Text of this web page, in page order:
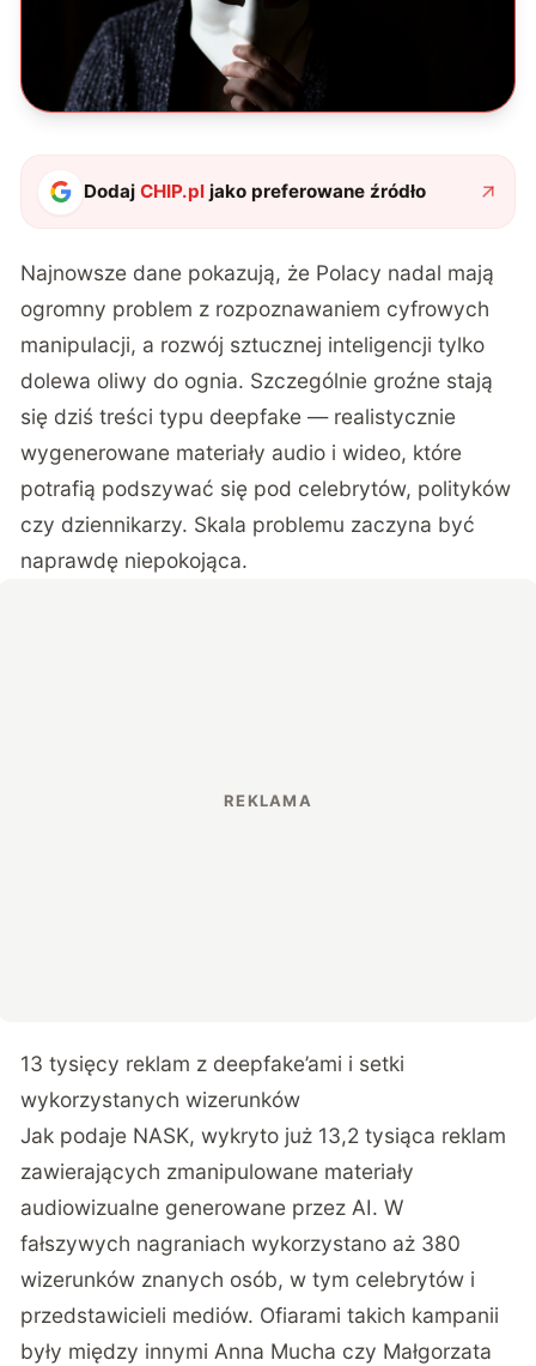
DodajCHIP.pl jako preferowane źródło
Najnowsze dane pokazują, że Polacy nadal mają
ogromny problem z rozpoznawaniem cyfrowych
manipulacji, a rozwój sztucznej inteligencji tylko
dolewa oliwy do ognia. Szczególnie groźne stają
się dziś treści typu deepfake — realistycznie
wygenerowane materiały audio i wideo, które
potrafią podszywać się pod celebrytów, polityków
czy dziennikarzy. Skala problemu zaczyna być
naprawdę niepokojąca.
13 tysięcy reklam z deepfake’ami i setki
wykorzystanych wizerunków
Jak podaje NASK, wykryto już 13,2 tysiąca reklam
zawierających zmanipulowane materiały
audiowizualne generowane przez AI. W
fałszywych nagraniach wykorzystano aż 380
wizerunków znanych osób, w tym celebrytów i
przedstawicieli mediów. Ofiarami takich kampanii
były między innymi Anna Mucha czy Małgorzata